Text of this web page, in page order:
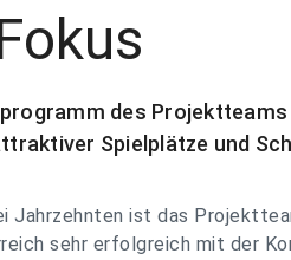
des
Spielplätze und
Jahrzehnten ist das
sehr erfolgreich mit der